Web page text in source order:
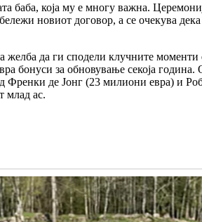
баба, која му е многу важна.
новиот договор, а се очекува
желба да ги сподели клучните моменти
бонуси за обновување секоја година.
Френки де Јонг (23 милиони евра) и
млад ас.